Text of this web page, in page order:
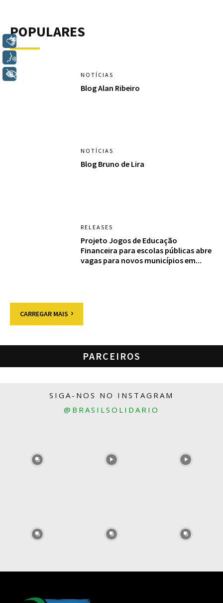
POPULARES
NOTÍCIAS
Blog Alan Ribeiro
NOTÍCIAS
Blog Bruno de Lira
RELEASES
Projeto Jogos de Educação
Financeira para escolas públicas abre
vagas para novos municípios em...
CARREGAR MAIS
PARCEIROS
SIGA-NOS NO INSTAGRAM
@BRASILSOLIDARIO
+ Acessibilidade